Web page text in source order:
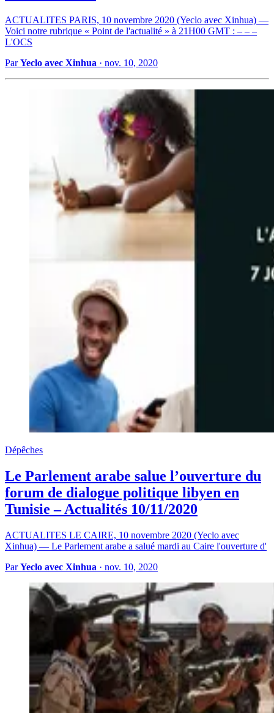
ACTUALITES PARIS, 10 novembre 2020 (Yeclo avec Xinhua) —
Voici notre rubrique « Point de l'actualité » à 21H00 GMT : – – –
L'OCS
ParYeclo avec Xinhua · nov. 10, 2020
Dépêches
Le Parlement arabe salue l’ouverture du
forum de dialogue politique libyen en
Tunisie – Actualités 10/11/2020
ACTUALITES LE CAIRE, 10 novembre 2020 (Yeclo avec
Xinhua) — Le Parlement arabe a salué mardi au Caire l'ouverture d'
ParYeclo avec Xinhua · nov. 10, 2020